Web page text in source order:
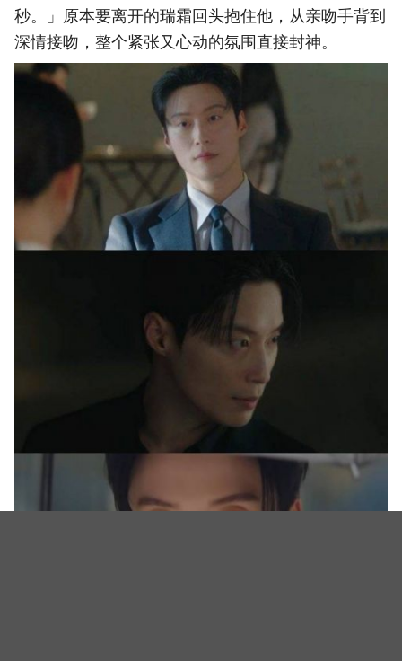
秒。」原本要离开的瑞霜回头抱住他，从亲吻手背到
深情接吻，整个紧张又心动的氛围直接封神。